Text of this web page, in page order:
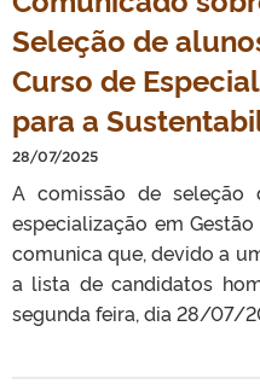
Seleção de
Curso de
para a
28/07/2025
A comissão de
especialização em
comunica que, devido a
a lista de candidatos
segunda feira, dia 28/07/